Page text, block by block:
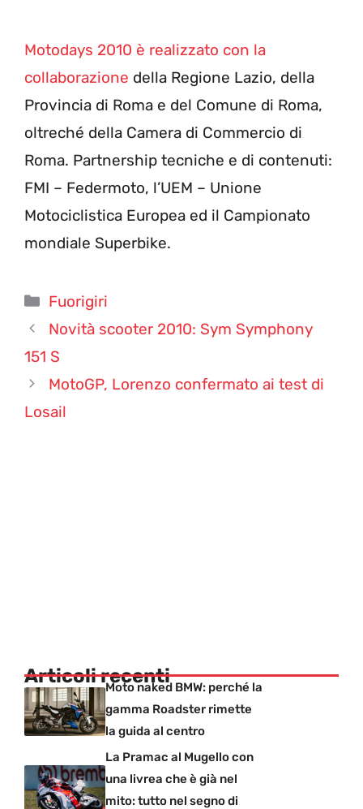
Motodays 2010 è realizzato con la
collaborazione della Regione Lazio, della
Provincia di Roma e del Comune di Roma,
oltreché della Camera di Commercio di
Roma. Partnership tecniche e di contenuti:
FMI – Federmoto, l’UEM – Unione
Motociclistica Europea ed il Campionato
mondiale Superbike.
Categorie
Fuorigiri
Novità scooter 2010: Sym Symphony
151 S
MotoGP, Lorenzo confermato ai test di
Losail
Articoli recentiMoto naked BMW: perché la
gamma Roadster rimette
la guida al centro
La Pramac al Mugello con
una livrea che è già nel
mito: tutto nel segno di